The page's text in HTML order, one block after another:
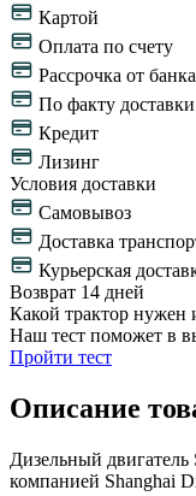
Картой
Оплата по счету
Рассрочка от банка
По факту доставки
Кредит
Лизинг
Условия доставки
Самовывоз
Доставка
Курьерская
Возврат 14 дней
Какой трактор нужен
Наш тест поможет в
Пройти тест
Описание
Дизельный
компанией Shanghai